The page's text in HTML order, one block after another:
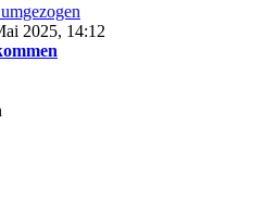
2025, 14:12